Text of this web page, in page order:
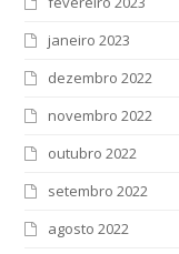
janeiro 2023
dezembro 2022
novembro 2022
outubro 2022
setembro 2022
agosto 2022